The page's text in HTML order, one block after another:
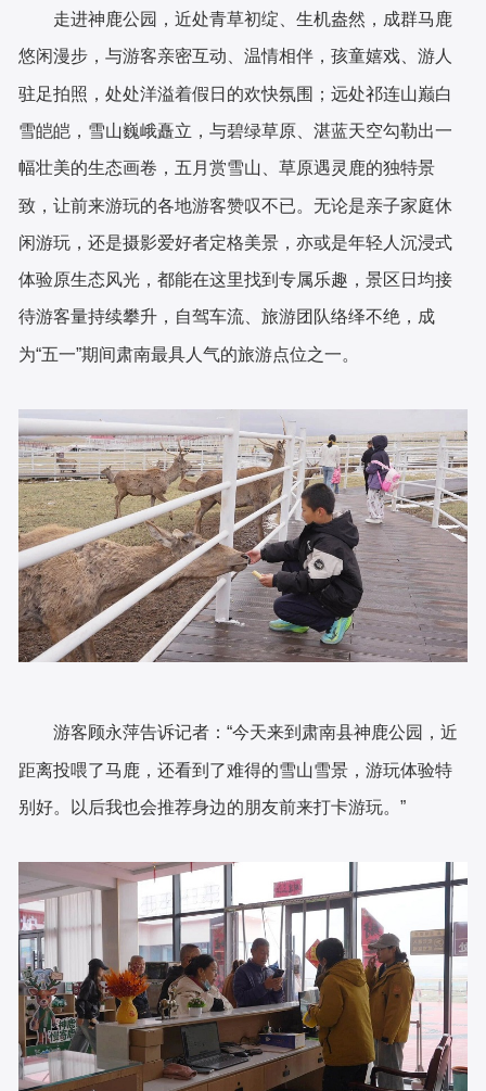
走进神鹿公园，近处青草初绽、生机盎然，成群马鹿
悠闲漫步，与游客亲密互动、温情相伴，孩童嬉戏、游人
驻足拍照，处处洋溢着假日的欢快氛围；远处祁连山巅白
雪皑皑，雪山巍峨矗立，与碧绿草原、湛蓝天空勾勒出一
幅壮美的生态画卷，五月赏雪山、草原遇灵鹿的独特景
致，让前来游玩的各地游客赞叹不已。无论是亲子家庭休
闲游玩，还是摄影爱好者定格美景，亦或是年轻人沉浸式
体验原生态风光，都能在这里找到专属乐趣，景区日均接
待游客量持续攀升，自驾车流、旅游团队络绎不绝，成
为“五一”期间肃南最具人气的旅游点位之一。
游客顾永萍告诉记者：“今天来到肃南县神鹿公园，近
距离投喂了马鹿，还看到了难得的雪山雪景，游玩体验特
别好。以后我也会推荐身边的朋友前来打卡游玩。”